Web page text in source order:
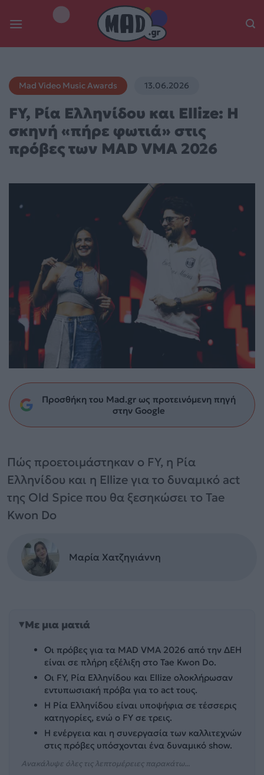
Mad Video Music Awards 13.06.2026
FY, Ρία Ελληνίδου και Ellize: H
σκηνή «πήρε φωτιά» στις
πρόβες των MAD VMA 2026
Προσθήκη του Mad.gr ως προτεινόμενη πηγή
στην Google
Πώς προετοιμάστηκαν ο FY, η Ρία
Ελληνίδου και η Ellize για το δυναμικό act
της Old Spice που θα ξεσηκώσει το Tae
Kwon Do
Μαρία Χατζηγιάννη
Με μια ματιά
Οι πρόβες για τα MAD VMA 2026 από την ΔΕΗ
είναι σε πλήρη εξέλιξη στο Tae Kwon Do.
Οι FY, Ρία Ελληνίδου και Ellize ολοκλήρωσαν
εντυπωσιακή πρόβα για το act τους.
Η Ρία Ελληνίδου είναι υποψήφια σε τέσσερις
κατηγορίες, ενώ ο FY σε τρεις.
Η ενέργεια και η συνεργασία των καλλιτεχνών
στις πρόβες υπόσχονται ένα δυναμικό show.
Ανακάλυψε όλες τις λεπτομέρειες παρακάτω...